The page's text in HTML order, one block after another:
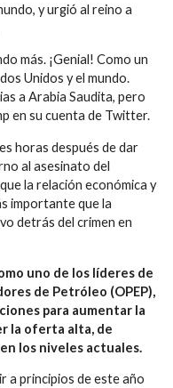
y urgió al reino a
más. ¡Genial! Como un
Unidos y el mundo.
a Arabia Saudita, pero
en su cuenta de Twitter.
horas después de dar
al asesinato del
la relación económica y
importante que la
detrás del crimen en
uno de los líderes de
de Petróleo (OPEP),
para aumentar la
la oferta alta, de
los niveles actuales.
a principios de este año